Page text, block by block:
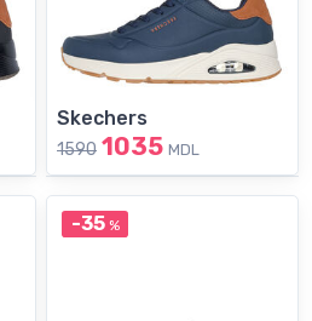
Skechers
1590 1035 MDL
-35%